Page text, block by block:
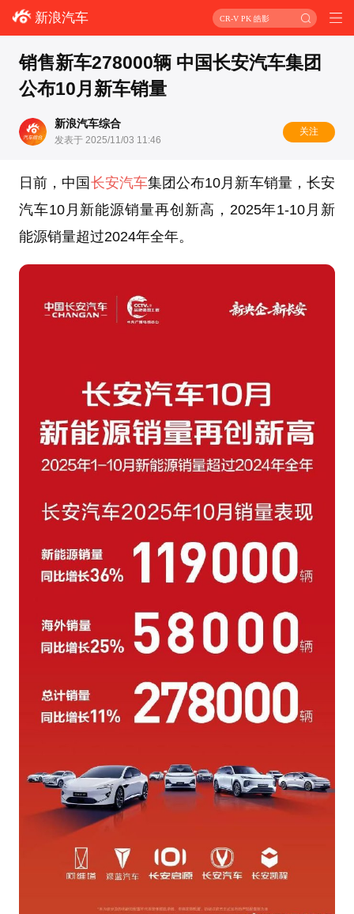
新浪汽车 CR-V PK 皓影
销售新车278000辆 中国长安汽车集团
公布10月新车销量
新浪汽车综合
发表于 2025/11/03 11:46
关注
日前，中国 长安汽车集团公布10月新车销量，长安
汽车10月新能源销量再创新高，2025年1-10月新
能源销量超过2024年全年。